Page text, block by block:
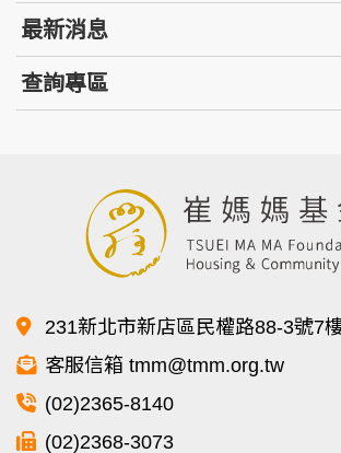
最新消息
查詢專區
231新北市新店區民權路88-3號7
客服信箱 tmm@tmm.org.tw
(02)2365-8140
(02)2368-3073